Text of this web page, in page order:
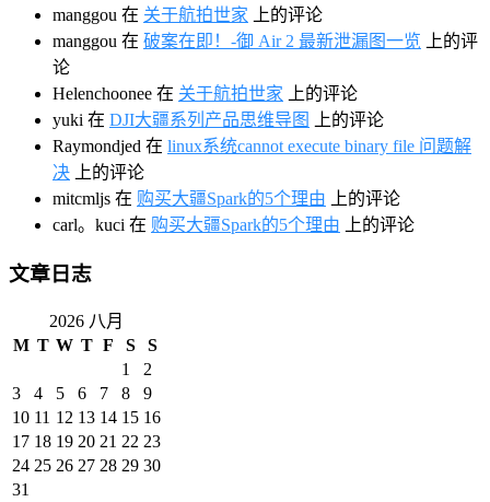
manggou 在 关于航拍世家 上的评论
manggou 在 破案在即！-御 Air 2 最新泄漏图一览 上的评
论
Helenchoonee 在 关于航拍世家 上的评论
yuki 在 DJI大疆系列产品思维导图
上的评论
Raymondjed 在 linux系统cannot execute binary file 问题解
决 上的评论
mitcmljs 在 购买大疆Spark的5个理由 上的评论
carl。kuci 在 购买大疆Spark的5个理由 上的评论
文章日志
2026 八月
M T W T F S S
1
2
3
4 5 6 7 8
9
10 11 12 13 14 15 16
17 18 19 20 21 22 23
24 25 26 27 28 29 30
31